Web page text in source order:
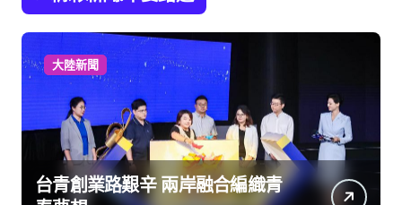
大陸新聞
台青創業路艱辛 兩岸融合編織青